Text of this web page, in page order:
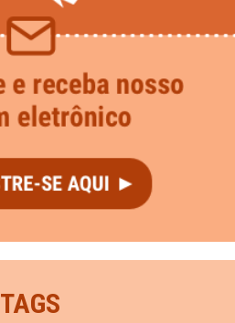
TAGS